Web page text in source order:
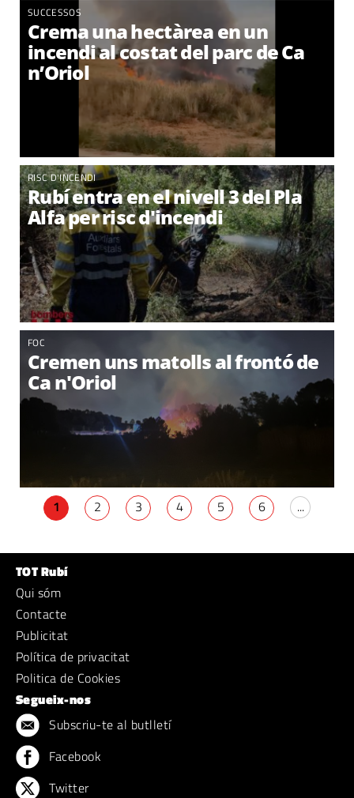
SUCCESSOS
Crema una hectàrea en un
incendi al costat del parc de Ca
n’Oriol
RISC D'INCENDI
Rubí entra en el nivell 3 del Pla
Alfa per risc d'incendi
FOC
Cremen uns matolls al frontó de
Ca n'Oriol
1 2 3 4 5 6 ...
TOT Rubí
Qui sóm
Contacte
Publicitat
Política de privacitat
Politica de Cookies
Segueix-nos
Subscriu-te al butlletí
Facebook
Twitter